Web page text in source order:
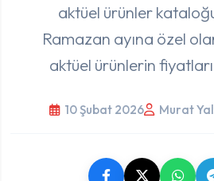
aktüel ürünler
Ramazan ayına özel
aktüel ürünlerin
10 Şubat 2026 Murat